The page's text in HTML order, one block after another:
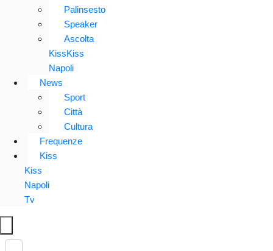
Palinsesto
Speaker
Ascolta
KissKiss
Napoli
News
Sport
Città
Cultura
Frequenze
Kiss
Kiss
Napoli
Tv